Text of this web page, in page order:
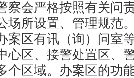
察会严格按照有关问
所设置、管理规范
案区有讯（询）问室
心区、接警处置区、
个区域。办案区的功